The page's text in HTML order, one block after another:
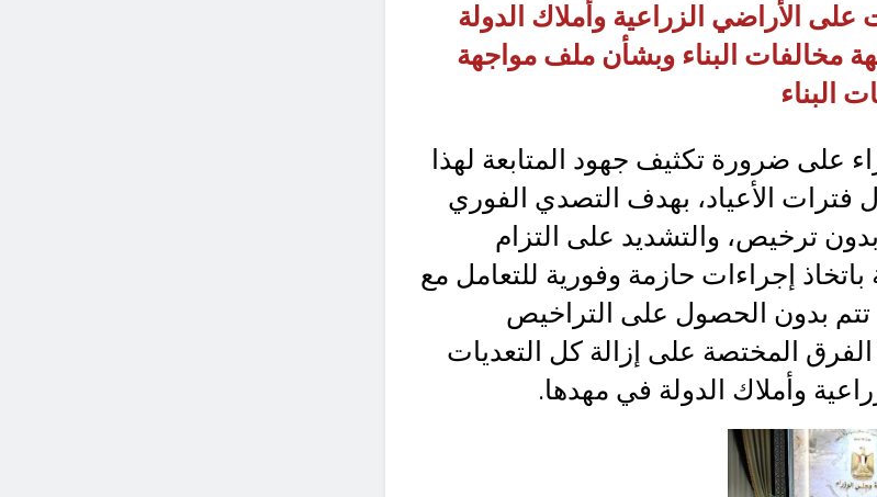
على الأراضي الزراعية وأملاك الدولة
مخالفات البناء وبشأن ملف مواجهة
البناء
على ضرورة تكثيف جهود المتابعة لهذا
فترات الأعياد، بهدف التصدي الفوري
بدون ترخيص، والتشديد على التزام
إجراءات حازمة وفورية للتعامل مع
تتم بدون الحصول على التراخيص
الفرق المختصة على إزالة كل التعديات
وأملاك الدولة في مهدها.